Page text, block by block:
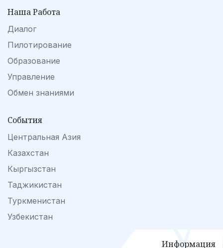
Наша Работа
Диалог
Пилотирование
Образование
Управление
Обмен знаниями
События
Центральная Азия
Казахстан
Кыргызстан
Таджикистан
Туркменистан
Узбекистан
Информация